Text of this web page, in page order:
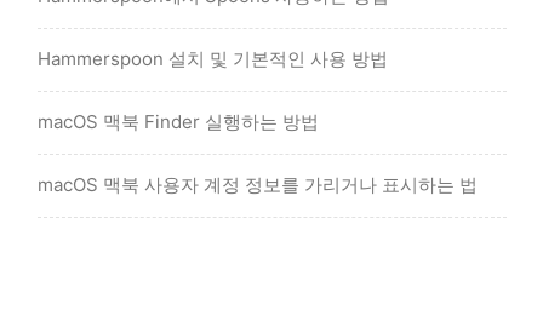
Hammerspoon 설치 및 기본적인 사용 방법
macOS 맥북 Finder 실행하는 방법
macOS 맥북 사용자 계정 정보를 가리거나 표시하는 법